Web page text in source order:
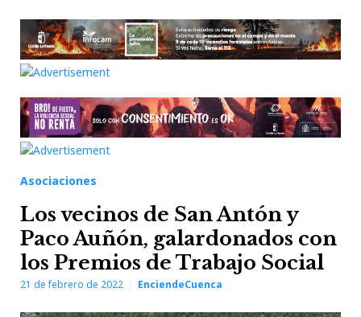
Asociaciones
Los vecinos de San Antón y
Paco Auñón, galardonados con
los Premios de Trabajo Social
21 de febrero de 2022 EnciendeCuenca